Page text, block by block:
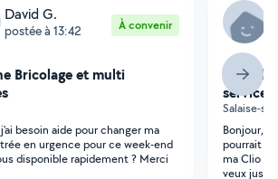
David G.
postée à 13:42 À convenir
Bricolage et multi
besoin aide pour changer ma
en urgence pour ce week-end
disponible rapidement ? Merci
services
Salaise-
Bonjour,
pourrait
ma Clio 3,
veux juste